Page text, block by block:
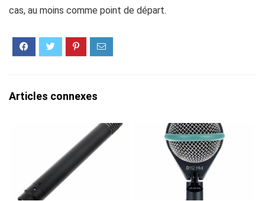
cas, au moins comme point de départ.
Articles connexes